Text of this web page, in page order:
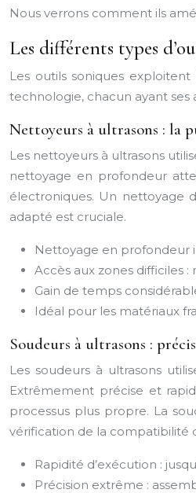
Nous verrons comment ils
Les différents types
Les outils soniques
technologie, chacun ayant ses
Nettoyeurs à ultrasons : la
Les nettoyeurs à ultrasons
nettoyage en profondeur
électroniques. Un nettoyage
adapté est cruciale.
Nettoyage en profondeur
Accès aux zones difficiles :
Gain de temps
Idéal pour les matériaux
Soudeurs à ultrasons :
Les soudeurs à ultrasons
Extrêmement précise et
processus plus propre. La
vérification de la compatibilité
Rapidité d’exécution :
Précision extrême :